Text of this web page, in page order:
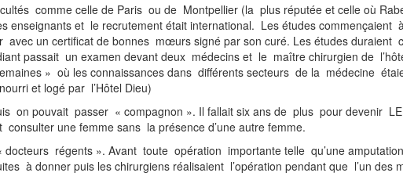
comme celle de Paris ou de Montpellier (la plus réputée et celle où
et le recrutement était international. Les études commençaient
un certificat de bonnes mœurs signé par son curé. Les études duraient
passait un examen devant deux médecins et le maître chirurgien de
» où les connaissances dans différents secteurs de la médecine
et logé par l’Hôtel Dieu)
on pouvait passer « compagnon ». Il fallait six ans de plus pour devenir
nul ne devait consulter une femme sans
régents ». Avant toute opération importante telle qu’une
à donner puis les chirurgiens réalisaient l’opération pendant que l’un des